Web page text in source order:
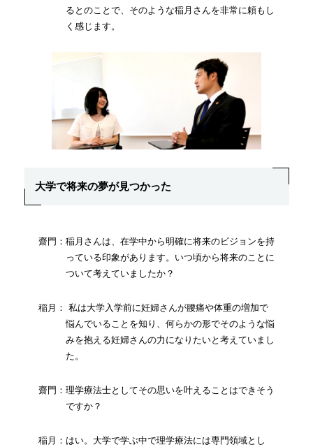
るとのことで、そのような稲月さんを非常に頼もし
く感じます。
大学で将来の夢が見つかった
齋門：稲月さんは、在学中から明確に将来のビジョンを持
っている印象があります。いつ頃から将来のことに
ついて考えていましたか？
稲月： 私は大学入学前に妊婦さんが腰痛や体重の増加で
悩んでいることを知り、何らかの形でそのような悩
みを抱える妊婦さんの力になりたいと考えていまし
た。
齋門：理学療法士としてその思いを叶えることはできそう
ですか？
稲月：はい。大学で学ぶ中で理学療法には専門領域とし